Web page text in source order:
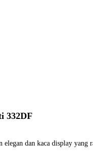
332DF
dan kaca display yang